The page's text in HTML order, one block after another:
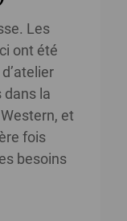
Les
ont été
dans la
et
fois
besoins